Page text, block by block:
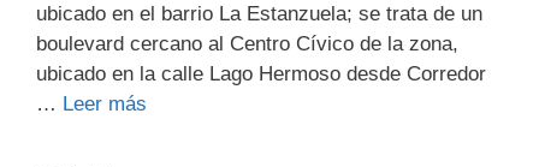
ubicado en el barrio La Estanzuela; se trata de un
boulevard cercano al Centro Cívico de la zona,
ubicado en la calle Lago Hermoso desde Corredor
… Leer más